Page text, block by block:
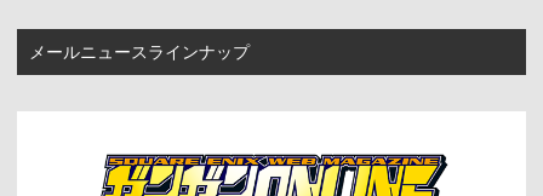
コラム
会社情報 採用情報
SQUARE ENIX サイト内検索
メールニュースラインナップ